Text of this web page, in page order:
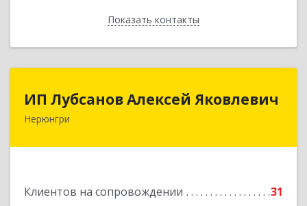
Показать контакты
Назад
ИП Лубсанов Алексей Яковлевич
Нерюнгри
Клиентов на сопровождении 31
ИП Лубсанов Алексей Яковлевич
675002, Амурская область, г. Благовещенск, ул.